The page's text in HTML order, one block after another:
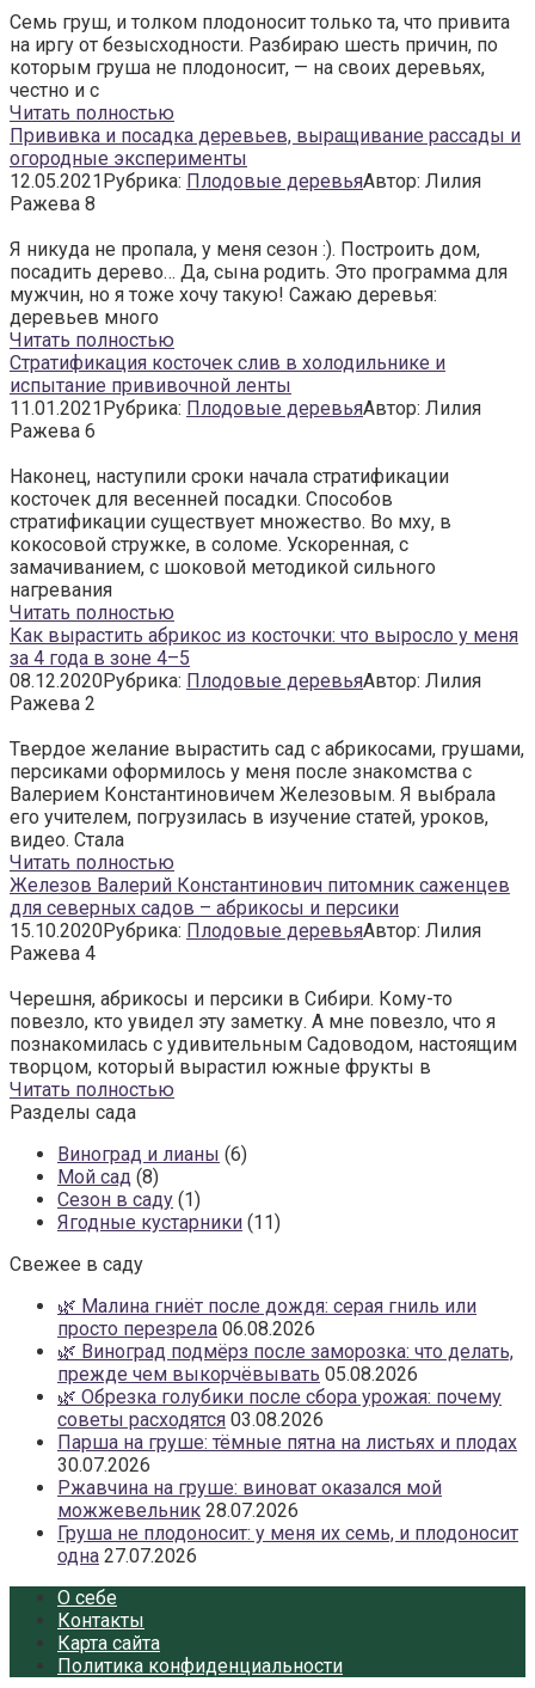
Семь груш, и толком плодоносит только та, что привита
на иргу от безысходности. Разбираю шесть причин, по
которым груша не плодоносит, — на своих деревьях,
честно и с
Читать полностью
Прививка и посадка деревьев, выращивание рассады и
огородные эксперименты
12.05.2021Рубрика: Плодовые деревьяАвтор: Лилия
Ражева 8
Я никуда не пропала, у меня сезон :). Построить дом,
посадить дерево… Да, сына родить. Это программа для
мужчин, но я тоже хочу такую! Сажаю деревья:
деревьев много
Читать полностью
Стратификация косточек слив в холодильнике и
испытание прививочной ленты
11.01.2021Рубрика: Плодовые деревьяАвтор: Лилия
Ражева 6
Наконец, наступили сроки начала стратификации
косточек для весенней посадки. Способов
стратификации существует множество. Во мху, в
кокосовой стружке, в соломе. Ускоренная, с
замачиванием, с шоковой методикой сильного
нагревания
Читать полностью
Как вырастить абрикос из косточки: что выросло у меня
за 4 года в зоне 4–5
08.12.2020Рубрика: Плодовые деревьяАвтор: Лилия
Ражева 2
Твердое желание вырастить сад с абрикосами, грушами,
персиками оформилось у меня после знакомства с
Валерием Константиновичем Железовым. Я выбрала
его учителем, погрузилась в изучение статей, уроков,
видео. Стала
Читать полностью
Железов Валерий Константинович питомник саженцев
для северных садов – абрикосы и персики
15.10.2020Рубрика: Плодовые деревьяАвтор: Лилия
Ражева 4
Черешня, абрикосы и персики в Сибири. Кому-то
повезло, кто увидел эту заметку. А мне повезло, что я
познакомилась с удивительным Садоводом, настоящим
творцом, который вырастил южные фрукты в
Читать полностью
Разделы сада
Виноград и лианы (6)
Мой сад (8)
Сезон в саду (1)
Ягодные кустарники (11)
Свежее в саду
🌿 Малина гниёт после дождя: серая гниль или
просто перезрела 06.08.2026
🌿 Виноград подмёрз после заморозка: что делать,
прежде чем выкорчёвывать 05.08.2026
🌿 Обрезка голубики после сбора урожая: почему
советы расходятся 03.08.2026
Парша на груше: тёмные пятна на листьях и плодах
30.07.2026
Ржавчина на груше: виноват оказался мой
можжевельник 28.07.2026
Груша не плодоносит: у меня их семь, и плодоносит
одна 27.07.2026
О себе
Контакты
Карта сайта
Политика конфиденциальности